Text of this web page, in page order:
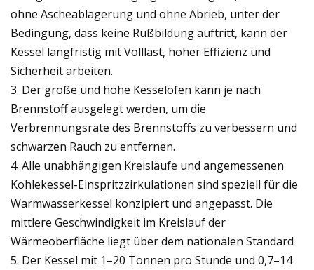
ohne Ascheablagerung und ohne Abrieb, unter der
Bedingung, dass keine Rußbildung auftritt, kann der
Kessel langfristig mit Volllast, hoher Effizienz und
Sicherheit arbeiten.
3. Der große und hohe Kesselofen kann je nach
Brennstoff ausgelegt werden, um die
Verbrennungsrate des Brennstoffs zu verbessern und
schwarzen Rauch zu entfernen.
4. Alle unabhängigen Kreisläufe und angemessenen
Kohlekessel-Einspritzzirkulationen sind speziell für die
Warmwasserkessel konzipiert und angepasst. Die
mittlere Geschwindigkeit im Kreislauf der
Wärmeoberfläche liegt über dem nationalen Standard
5. Der Kessel mit 1–20 Tonnen pro Stunde und 0,7–14